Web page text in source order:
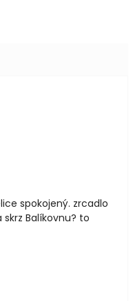
spokojený. zrcadlo
Balíkovnu? to